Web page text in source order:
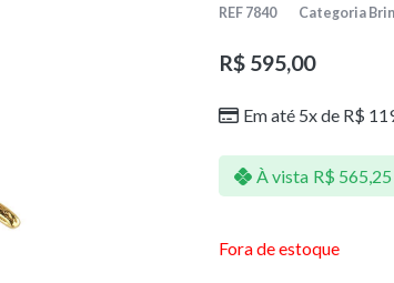
REF 7840 Categoria
R$ 595,00
Em até 5x de R$
À vista R$ 565,25
Fora de estoque